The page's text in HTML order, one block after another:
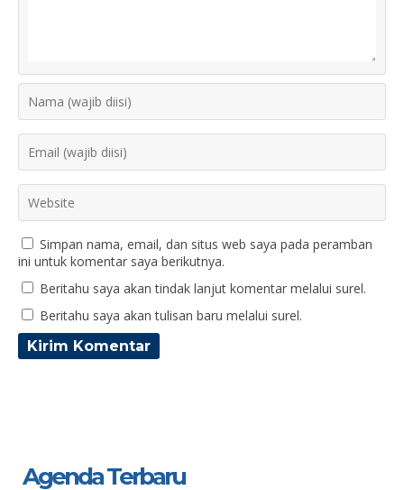
Simpan nama, email, dan situs web saya pada peramban
ini untuk komentar saya berikutnya.
Beritahu saya akan tindak lanjut komentar melalui surel.
Beritahu saya akan tulisan baru melalui surel.
Agenda Terbaru